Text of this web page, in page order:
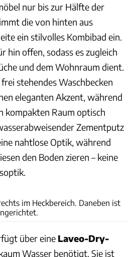
nur bis zur Hälfte der
die von hinten aus
ein stilvolles Kombibad ein.
hin offen, sodass es zugleich
und dem Wohnraum dient.
stehendes Waschbecken
eleganten Akzent, während
kompakten Raum optisch
Zementputz
nahtlose Optik, während
den Boden zieren – keine
im Heckbereich. Daneben ist
über eine Laveo-Dry-
Wasser benötigt. Sie ist